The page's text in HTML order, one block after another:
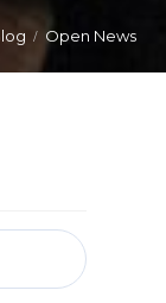
Open News